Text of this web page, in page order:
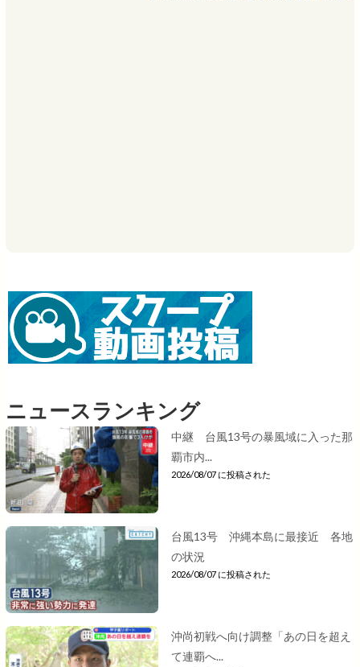
ニュースランキング
中継 台風13号の暴風域に入った那
覇市内...
2026/08/07 に投稿された
台風13号 沖縄本島に最接近 各地
の状況
2026/08/07 に投稿された
沖尚初戦へ向け調整「あの日を超え
て連覇へ...